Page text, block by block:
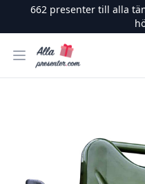
662presenter till alla
Öppna menyn
Alla Presenter